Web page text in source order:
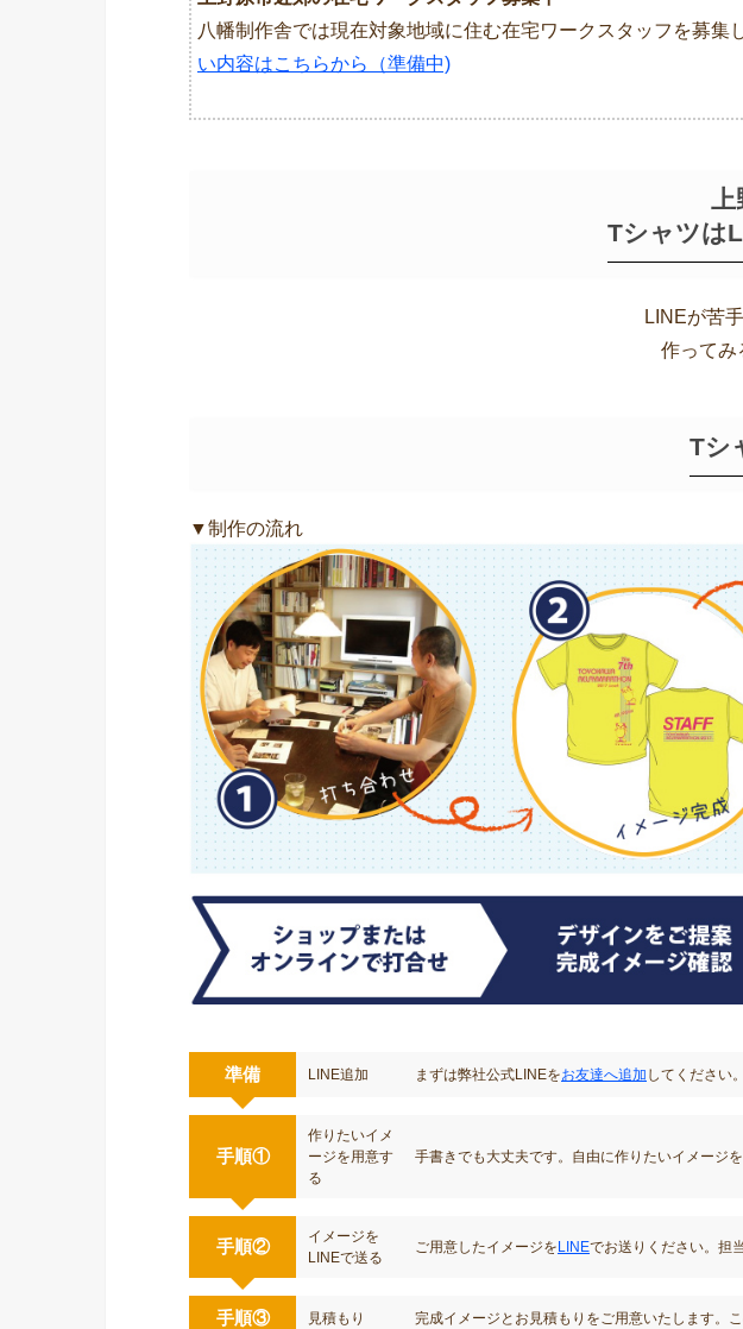
八幡制作舎では現在対象地域に住む在宅ワークスタッフを募
い内容はこちらから（準備中)
上
Tシャツは
LINEが苦
作ってみ
Tシ
▼制作の流れ
準備 LINE追加 まずは弊社公式LINEをお友達へ追加 してください。
手順①
作りたいイメ
ージを用意す
る
手書きでも大丈夫です。自由に作りたいイメージ
手順②
イメージを
LINEで送る
ご用意したイメージをLINEでお送りください。担
手順③ 見積もり 完成イメージとお見積もりをご用意いたします。